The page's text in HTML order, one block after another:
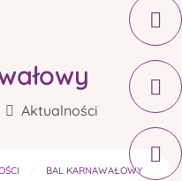
Aktualności
BAL KARNAWAŁOWY